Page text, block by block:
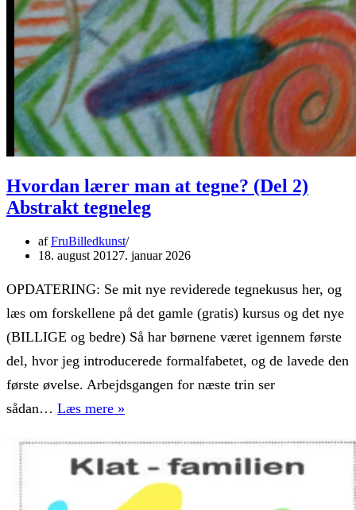
Hvordan lærer man at tegne? (Del 2)
Abstrakt tegneleg
afFruBilledkunst
18. august 20127. januar 2026
OPDATERING: Se mit nye reviderede tegnekusus her, og
læs om forskellene på det gamle (gratis) kursus og det nye
(BILLIGE og bedre) Så har børnene været igennem første
del, hvor jeg introducerede formalfabetet, og de lavede den
første øvelse. Arbejdsgangen for næste trin ser
sådan… Læs mere »
man
at
tegne?